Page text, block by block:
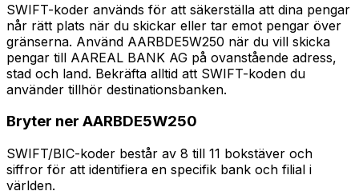
SWIFT-koder används för att säkerställa att dina pengar
når rätt plats när du skickar eller tar emot pengar över
gränserna. Använd AARBDE5W250 när du vill skicka
pengar till AAREAL BANK AG på ovanstående adress,
stad och land. Bekräfta alltid att SWIFT-koden du
använder tillhör destinationsbanken.
Bryter ner AARBDE5W250
SWIFT/BIC-koder består av 8 till 11 bokstäver och
siffror för att identifiera en specifik bank och filial i
världen.